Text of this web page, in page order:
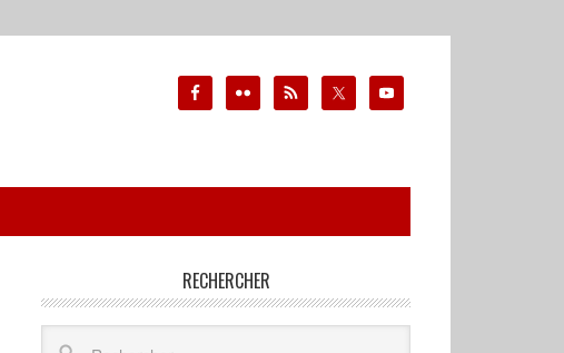
RECHERCHER